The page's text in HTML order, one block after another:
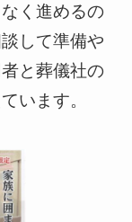
く進めるの
して準備や
と葬儀社の
います。